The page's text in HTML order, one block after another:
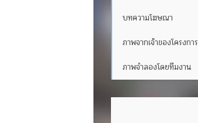
บทความโฆษณา
ภาพจากเจ้าของโครงการ
ภาพจำลองโดยทีมงาน